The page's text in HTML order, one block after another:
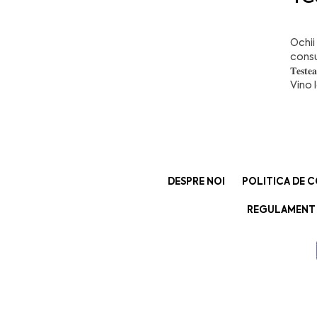
Vino
DESPRE NOI POLITICA DE